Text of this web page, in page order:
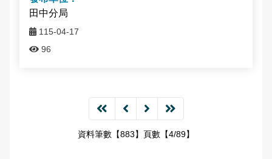
田中分局
115-04-17
96
資料筆數【883】頁數【4/89】